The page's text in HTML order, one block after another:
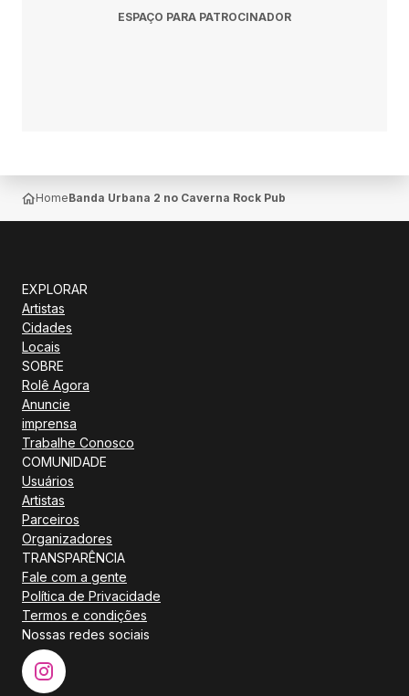
ESPAÇO PARA PATROCINADOR
HomeBanda Urbana 2 no Caverna Rock Pub — Belo Horizonte
EXPLORAR
Artistas
Cidades
Locais
SOBRE
Rolê Agora
Anuncie
imprensa
Trabalhe Conosco
COMUNIDADE
Usuários
Artistas
Parceiros
Organizadores
TRANSPARÊNCIA
Fale com a gente
Política de Privacidade
Termos e condições
Nossas redes sociais